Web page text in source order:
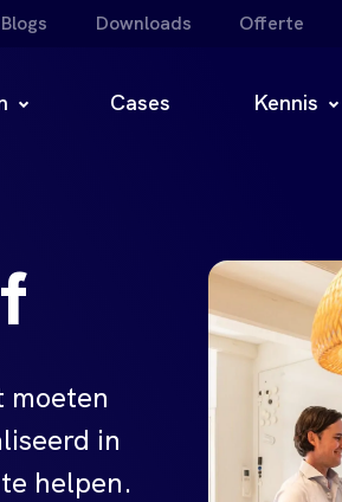
Blogs Downloads Offerte
Cases Kennis
moeten
in
helpen.